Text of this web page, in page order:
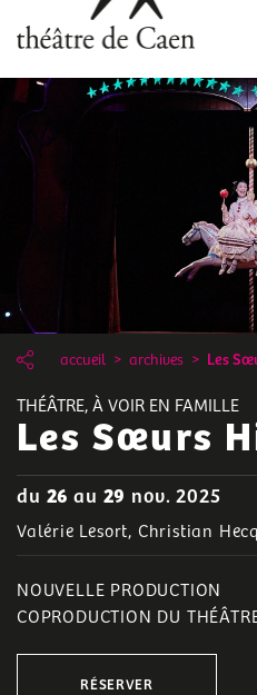
au
contenu
principal
accueil archives Les
THÉÂTRE, À VOIR EN FAMILLE
Les Sœurs
du 26 au29 nov. 2025
Valérie Lesort, Christian Hecq
NOUVELLE PRODUCTION
COPRODUCTION DU
RÉSERVER
Panneau de gestion des cookies